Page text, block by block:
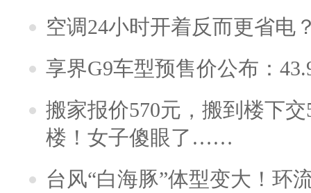
空调24小时开着反而更省电
享界G9车型预售价公布：
搬家报价570元，搬到楼下
楼！女子傻眼了……
台风“白海豚”体型变大！环